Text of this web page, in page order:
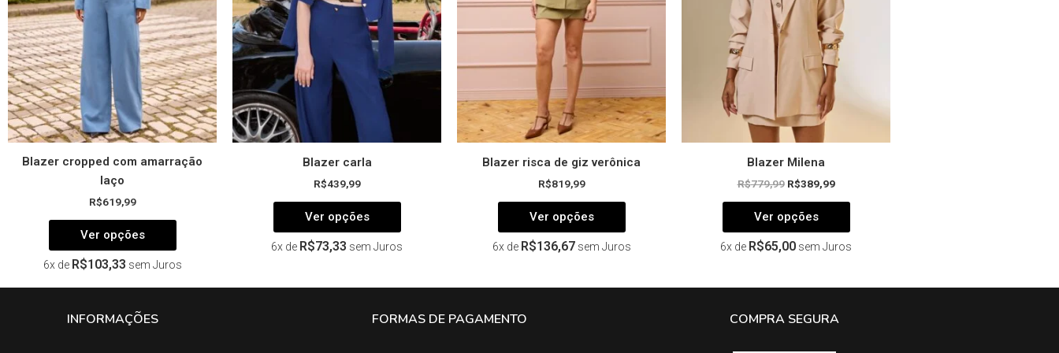
Blazer cropped com amarração
laço
R$619,99
Ver opções
podem
ser
escolhidas
na
página
do
produto
6x de R$103,33 sem Juros
Blazer carla
R$439,99
Ver opções
podem
ser
escolhidas
6x de R$73,33 sem Juros
Blazer risca de giz verônica
R$819,99
Ver opções
podem
ser
na
do
produto
6x de R$136,67 sem Juros
Blazer Milena
R$779,99 R$389,99
Ver opções
produto
6x de R$65,00 sem Juros
INFORMAÇÕES FORMAS DE PAGAMENTO COMPRA SEGURA